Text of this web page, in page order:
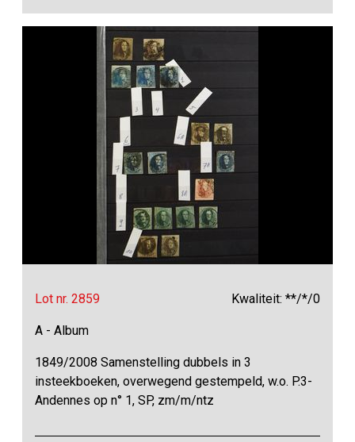
Lot nr. 2859 Kwaliteit: **/*/0
A - Album
1849/2008 Samenstelling dubbels in 3
insteekboeken, overwegend gestempeld, w.o. P.3-
Andennes op n° 1, SP, zm/m/ntz